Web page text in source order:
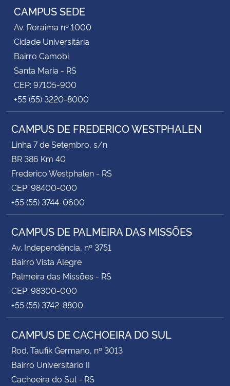
CAMPUS SEDE
Av. Roraima nº 1000
Cidade Universitária
Bairro Camobi
Santa Maria - RS
CEP: 97105-900
+55 (55) 3220-8000
CAMPUS DE FREDERICO WESTPHALEN
Linha 7 de Setembro, s/n
BR 386 Km 40
Frederico Westphalen - RS
CEP: 98400-000
+55 (55) 3744-0600
CAMPUS DE PALMEIRA DAS MISSÕES
Av. Independência, nº 3751
Bairro Vista Alegre
Palmeira das Missões - RS
CEP: 98300-000
+55 (55) 3742-8800
CAMPUS DE CACHOEIRA DO SUL
Rod. Taufik Germano, nº 3013
Bairro Universitário II
Cachoeira do Sul - RS